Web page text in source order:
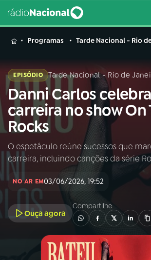
MENU
Buscar
na
Rádio
Nacional
Buscar
AO VIVO
INÍCIO
A RÁDIO
PROGRAMAÇÃO
Programas Tarde Nacional - Rio
EPISÓDIO Tarde Nacional - Rio de
Danni Carlos
carreira no show On
Rocks
O espetáculo reúne sucessos que
carreira, incluindo canções da série
NO AR EM03/06/2026, 19:52
Ouça agora
Compartilhe